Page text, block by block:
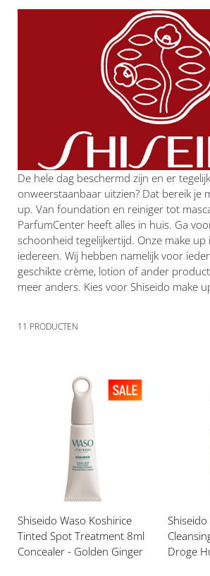
De hele dag beschermd zijn en er
onweerstaanbaar uitzien? Dat bereik je
up. Van foundation en reiniger tot
ParfumCenter heeft alles in huis. Ga
schoonheid tegelijkertijd. Onze make up
iedereen. Wij hebben namelijk voor
geschikte crème, lotion of ander
meer anders. Kies voor Shiseido make
11 PRODUCTEN
verlanglijst
Shiseido Waso Koshirice
Tinted Spot Treatment 8ml
Concealer - Golden Ginger
Shiseido
Droge